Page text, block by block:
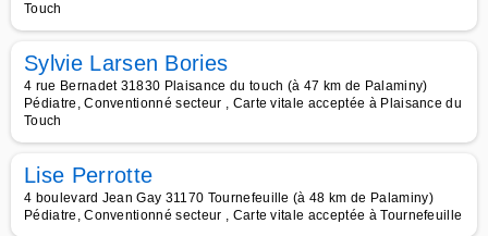
Touch
Sylvie Larsen Bories
4 rue Bernadet 31830 Plaisance du touch (à 47 km de Palaminy)
Pédiatre, Conventionné secteur , Carte vitale acceptée à Plaisance du
Touch
Lise Perrotte
4 boulevard Jean Gay 31170 Tournefeuille (à 48 km de Palaminy)
Pédiatre, Conventionné secteur , Carte vitale acceptée à Tournefeuille